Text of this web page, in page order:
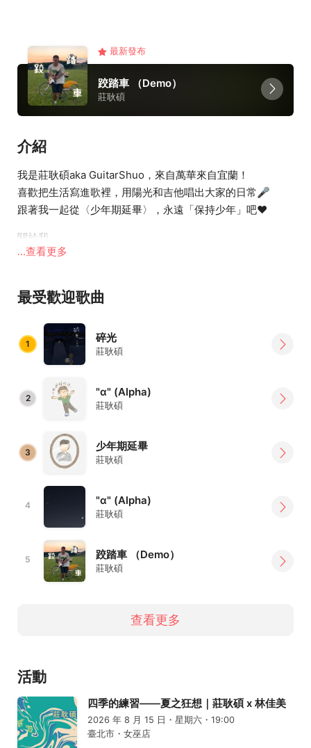
最新發布
跤踏車 （Demo）
莊耿碩
介紹
我是莊耿碩aka GuitarShuo，來自萬華來自宜蘭！
喜歡把生活寫進歌裡，用陽光和吉他唱出大家的日常🎤
跟著我一起從〈少年期延畢〉，永遠「保持少年」吧❤️
關於我…
🎸 正在多寫臺語歌，把我的語言找回來 —— 〈跤踏車〉
🎸 北韻獎創作組亞軍 —— 〈Alpha〉 ✈️
很高興認識大家！
...查看更多
最受歡迎歌曲
1 碎光
莊耿碩
2 "α" (Alpha)
莊耿碩
3 少年期延畢
莊耿碩
4 "α" (Alpha)
莊耿碩
5 跤踏車 （Demo）
莊耿碩
查看更多
活動
四季的練習——夏之狂想｜莊耿碩 x 林佳美
2026 年 8 月 15 日・星期六・19:00
臺北市・女巫店